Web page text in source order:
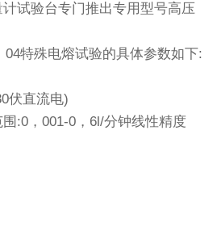
试验台专门推出专用型号高压
04特殊电熔试验的具体参数如下:
伏直流电)
:0，001-0，6l/分钟线性精度